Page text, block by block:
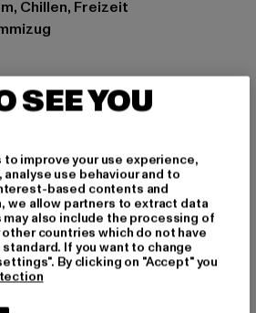
Chillen, Freizeit
khaki beige white
70% Baumwolle, 30%
GmbH |
SEE YOU
improve your use experience,
use behaviour and to
based contents and
we allow partners to extract data
also include the processing of
countries which do not have
If you want to change
By clicking on "Accept" you